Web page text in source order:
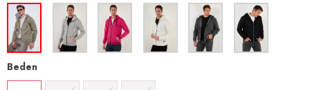
Beden